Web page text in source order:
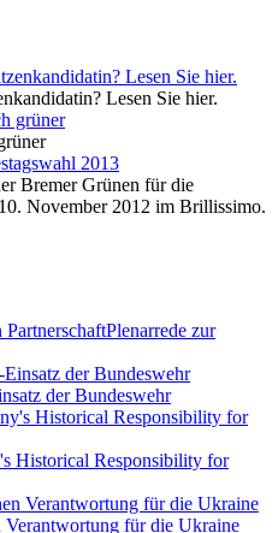
Lesen Sie hier.
Bremer Grünen für die
November 2012 im Brillissimo.
Plenarrede zur
der Bundeswehr
Historical Responsibility for
Verantwortung für die Ukraine